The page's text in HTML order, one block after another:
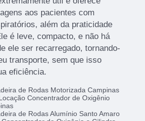
aos pacientes com
além da praticidade
é leve, compacto, e não há
ele ser recarregado, tornando-
transporte, sem que isso
eficiência.
de Rodas Motorizada Campinas
Concentrador de Oxigênio
de Rodas Alumínio Santo Amaro